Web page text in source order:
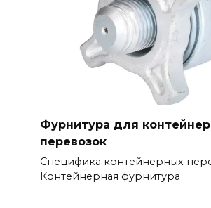
Фурнитура для
перевозок
Специфика контейнерных
Контейнерная фурнитура